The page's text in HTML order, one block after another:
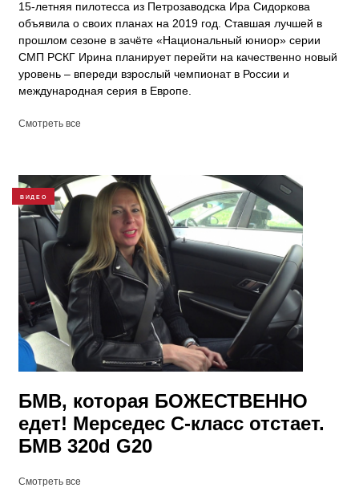
15-летняя пилотесса из Петрозаводска Ира Сидоркова
объявила о своих планах на 2019 год. Ставшая лучшей в
прошлом сезоне в зачёте «Национальный юниор» серии
СМП РСКГ Ирина планирует перейти на качественно новый
уровень – впереди взрослый чемпионат в России и
международная серия в Европе.
Смотреть все
ВИДЕО
БМВ, которая БОЖЕСТВЕННО
едет! Мерседес С-класс отстает.
БМВ 320d G20
Смотреть все